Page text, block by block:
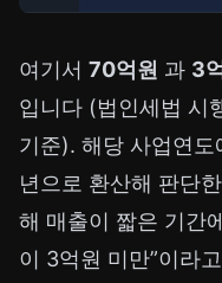
여기서 70억원 과 3
입니다 (법인세법 시
기준). 해당 사업연도
년으로 환산해 판단
해 매출이 짧은 기간
이 3억원 미만”이라